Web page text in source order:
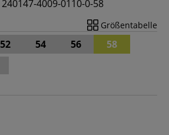
240147-4009-0110-0-58
Größentabelle
52 54 56
58